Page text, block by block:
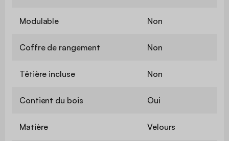
Modulable Non
Coffre de rangement Non
Têtière incluse Non
Contient du bois Oui
Matière Velours